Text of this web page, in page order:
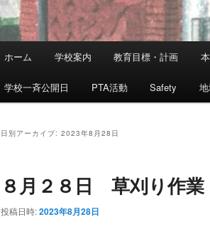
ホーム 学校案内 教育目標・計画
学校一斉公開日 PTA活動 Safety
日別アーカイブ: 2023年8月28日
８月２８日 草刈り作業
投稿日時:2023年8月28日